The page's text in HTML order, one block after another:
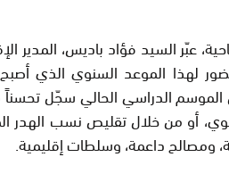
عبّر السيد فؤاد باديس، المدير
لهذا الموعد السنوي الذي
الموسم الدراسي الحالي سجّل
أو من خلال تقليص نسب
ومصالح داعمة، وسلطات إقليمية.